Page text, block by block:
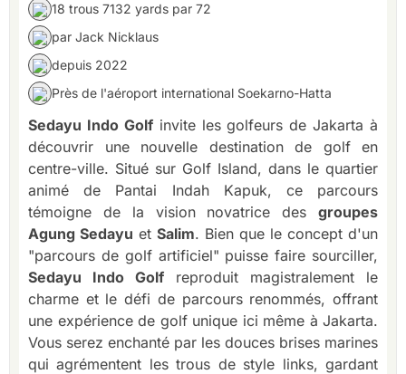
18 trous 7132 yards par 72
par Jack Nicklaus
depuis 2022
Près de l'aéroport international Soekarno-Hatta
Sedayu Indo Golfinvite les golfeurs de Jakarta à
découvrir une nouvelle destination de golf en
centre-ville. Situé sur Golf Island, dans le quartier
animé de Pantai Indah Kapuk, ce parcours
témoigne de la vision novatrice des groupes
Agung Sedayu et Salim. Bien que le concept d'un
"parcours de golf artificiel" puisse faire sourciller,
Sedayu Indo Golf reproduit magistralement le
charme et le défi de parcours renommés, offrant
une expérience de golf unique ici même à Jakarta.
Vous serez enchanté par les douces brises marines
qui agrémentent les trous de style links, gardant